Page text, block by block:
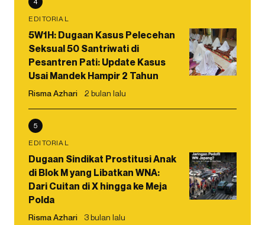
EDITORIAL
5W1H: Dugaan Kasus Pelecehan
Seksual 50 Santriwati di
Pesantren Pati: Update Kasus
Usai Mandek Hampir 2 Tahun
Risma Azhari 2 bulan lalu
5
EDITORIAL
Dugaan Sindikat Prostitusi Anak
di Blok M yang Libatkan WNA:
Dari Cuitan di X hingga ke Meja
Polda
Risma Azhari 3 bulan lalu